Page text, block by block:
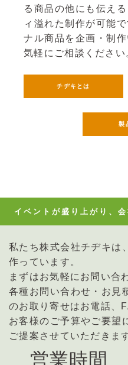
る商品の他にも伝え
ィ溢れた制作が可能で
ナル商品を企画・制
気軽にご相談ください
チヂキとは
製
イベントが盛り上がり、
私たち株式会社チヂキは
作っています。
まずはお気軽にお問い合
各種お問い合わせ・お見
のお取り寄せはお電話、
お客様のご予算やご要望
ご提案させていただきま
営業時